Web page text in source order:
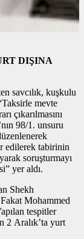
DIŞINA
savcılık, kuşkulu
mevte
çıkarılmasını
98/1. unsuru
edilerek tabirinin
soruşturmayı
yer aldı.
Shekh
Mohammed
tespitler
2 Aralık’ta yurt